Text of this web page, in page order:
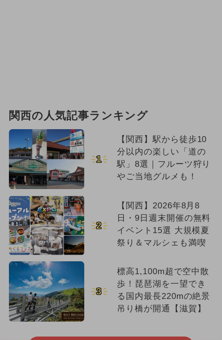
関西の人気記事ランキング
1
【関西】駅から徒歩10
分以内の楽しい「道の
駅」8選｜フルーツ狩り
やご当地グルメも！
2
【関西】2026年8月8
日・9日週末開催の無料
イベント15選 大規模夏
祭り＆マルシェも満喫
3
標高1,100m超で空中散
歩！琵琶湖を一望でき
る国内最長220mの絶景
吊り橋が開通【滋賀】